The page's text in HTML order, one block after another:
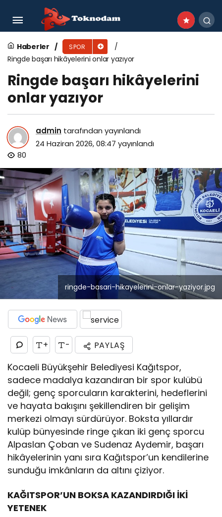
Haberler SPOR
Ringde başarı hikâyelerini onlar yazıyor
Ringde başarı hikâyelerini
onlar yazıyor
admin tarafından yayınlandı
24 Haziran 2026, 08:47 yayınlandı
80
ringde-basari-hikayelerini-onlar-yaziyor.jpg
+ - PAYLAŞ
Kocaeli Büyükşehir Belediyesi Kağıtspor,
sadece madalya kazandıran bir spor kulübü
değil; genç sporcuların karakterini, hedeflerini
ve hayata bakışını şekillendiren bir gelişim
merkezi olmayı sürdürüyor. Boksta yıllardır
kulüp bünyesinde ringe çıkan iki genç sporcu
Alpaslan Çoban ve Sudenaz Aydemir, başarı
hikâyelerinin yanı sıra Kağıtspor’un kendilerine
sunduğu imkânların da altını çiziyor.
KAĞITSPOR’UN BOKSA KAZANDIRDIĞI İKİ
YETENEK
Ayvalıklı Özel Sporculardan Gururlandıran
Başarı